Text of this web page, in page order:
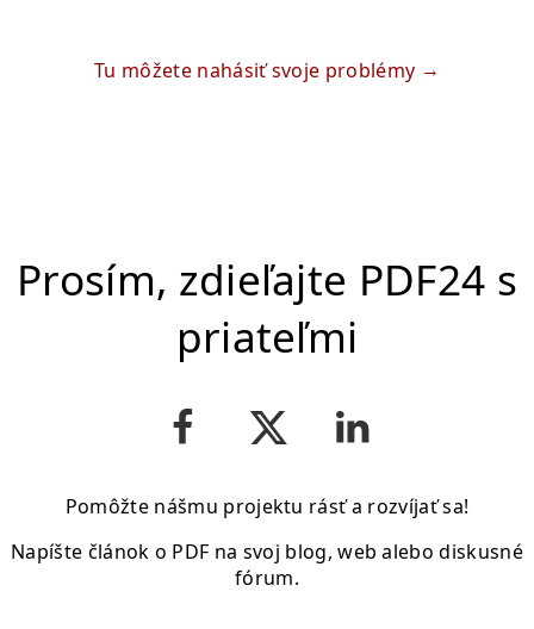
Tu môžete nahásiť svoje problémy
Prosím, zdieľajte PDF24 s
priateľmi
Pomôžte nášmu projektu rásť a rozvíjať sa!
Napíšte článok o PDF na svoj blog, web alebo diskusné
fórum.